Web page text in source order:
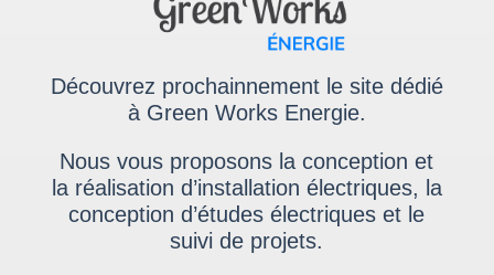
Découvrez prochainnement le site dédié
à Green Works Energie.
Nous vous proposons la conception et
la réalisation d’installation électriques, la
conception d’études électriques et le
suivi de projets.